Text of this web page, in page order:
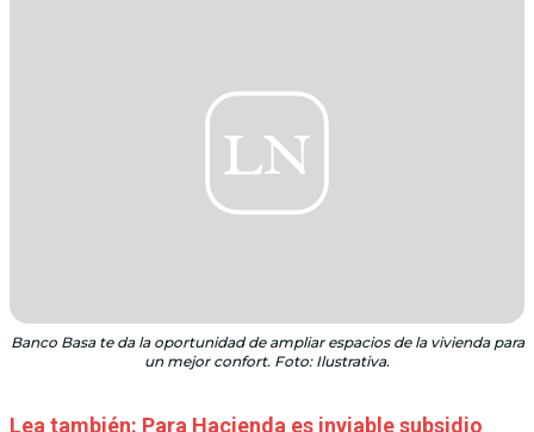
Banco Basa te da la oportunidad de ampliar espacios de la vivienda para
un mejor confort. Foto: Ilustrativa.
Lea también: Para Hacienda es inviable subsidio